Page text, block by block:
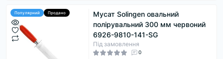
Популярний Продано
Мусат Solingen овальний
полірувальний 300 мм червоний
6926-9810-141-SG
Під замовлення
0